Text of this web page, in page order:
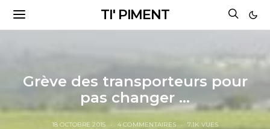
TI' PIMENT
Grève des transporteurs pour
pas changer …
18 OCTOBRE 2015 4 COMMENTAIRES
7.1K VUES